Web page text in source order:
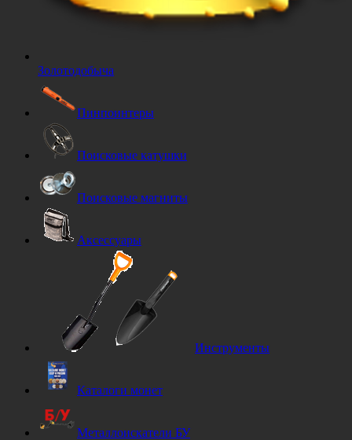
Золотодобыча
Пинпоинтеры
Поисковые катушки
Поисковые магниты
Аксессуары
Инструменты
Каталоги монет
Металлоискатели БУ